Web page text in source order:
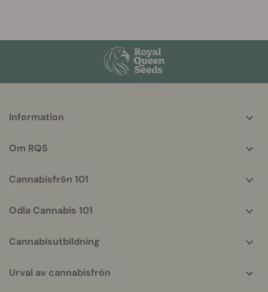
helpful
Information
Om RQS
Cannabisfrön 101
Odla Cannabis 101
Cannabisutbildning
Urval av cannabisfrön